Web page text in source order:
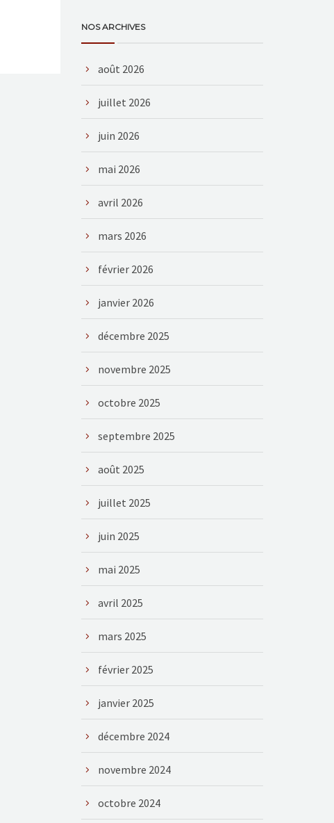
NOS ARCHIVES
août 2026
juillet 2026
juin 2026
mai 2026
avril 2026
mars 2026
février 2026
janvier 2026
décembre 2025
novembre 2025
octobre 2025
septembre 2025
août 2025
juillet 2025
juin 2025
mai 2025
avril 2025
mars 2025
février 2025
janvier 2025
décembre 2024
novembre 2024
octobre 2024